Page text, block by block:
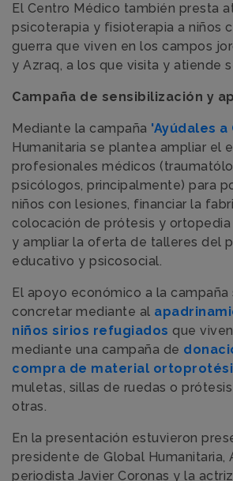
El Centro Médico también presta
psicoterapia y fisioterapia a niños
guerra que viven en los campos
y Azraq, a los que visita y atiende
Campaña de sensibilización y
Mediante la campaña 'Ayúdales a
Humanitaria se plantea ampliar el
profesionales médicos
psicólogos, principalmente) para
niños con lesiones, financiar la
colocación de prótesis y
y ampliar la oferta de talleres del
educativo y psicosocial.
El apoyo económico a la campaña
concretar mediante al
niños sirios refugiados que
mediante una campaña de
compra de material
muletas, sillas de ruedas o
otras.
En la presentación estuvieron
presidente de Global Humanitaria,
periodista Javier Coronas y la